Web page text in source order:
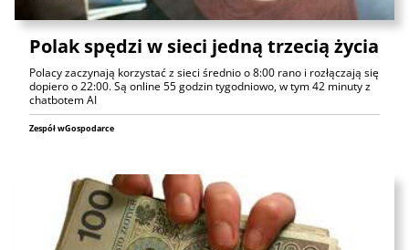
Polak spędzi w sieci jedną trzecią życia
Polacy zaczynają korzystać z sieci średnio o 8:00 rano i rozłączają się
dopiero o 22:00. Są online 55 godzin tygodniowo, w tym 42 minuty z
chatbotem AI
Zespół wGospodarce